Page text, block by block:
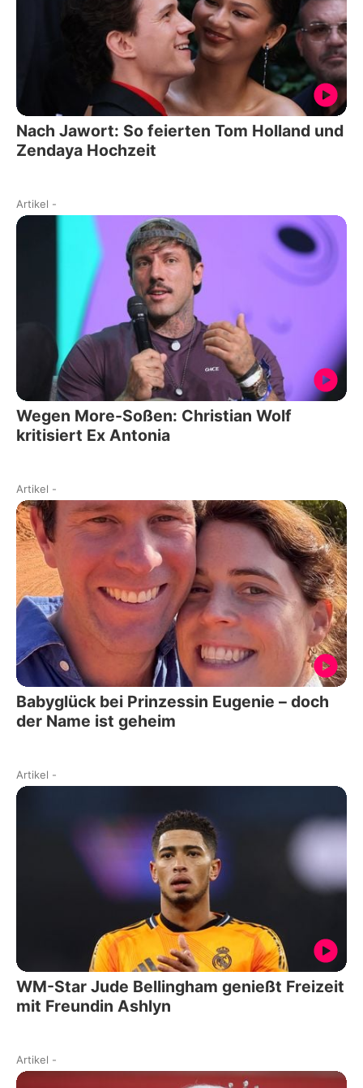
Nach Jawort: So feierten Tom Holland und
Zendaya Hochzeit
Artikel -
Wegen More-Soßen: Christian Wolf
kritisiert Ex Antonia
Artikel -
Babyglück bei Prinzessin Eugenie – doch
der Name ist geheim
Artikel -
WM-Star Jude Bellingham genießt Freizeit
mit Freundin Ashlyn
Artikel -